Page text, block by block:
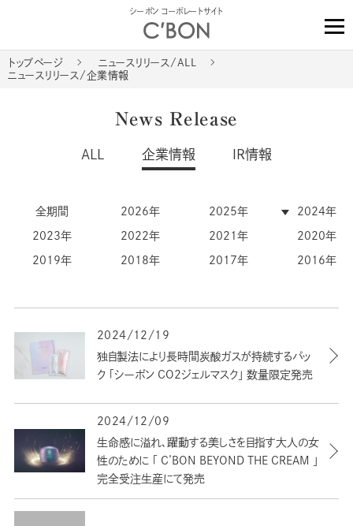
シーボン コーポレートサイト
トップページ
ニュースリリース/ALL
ニュースリリース/企業情報
News Release
ALL 企業情報 IR情報
全期間 2026年 2025年 2024年
2023年 2022年 2021年 2020年
2019年 2018年 2017年 2016年
2024/12/19
独自製法により長時間炭酸ガスが持続するパッ
ク 「シーボン CO2ジェルマスク」 数量限定発売
2024/12/09
生命感に溢れ､躍動する美しさを目指す大人の女
性のために 「 C’BON BEYOND THE CREAM 」
完全受注生産にて発売